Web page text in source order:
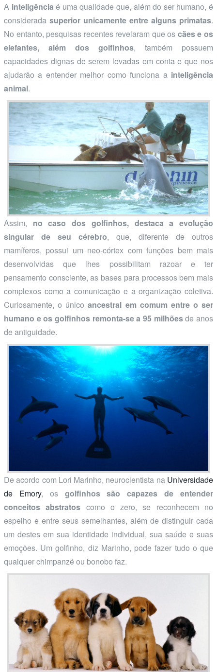
A inteligência é uma qualidade que, além do ser humano, é
considerada superior unicamente entre alguns primatas.
No entanto, pesquisas recentes revelaram que os cães e os
elefantes, além dos golfinhos, também possuem
capacidades dignas de serem levadas em conta e que nos
ajudarão a entender melhor como funciona a inteligência
animal.
Assim, no caso dos golfinhos, destaca a evolução
singular de seu cérebro, que, diferente de outros
mamíferos, possui um neo-córtex com funções bem mais
desenvolvidas que lhes possibilitam razoar e ter
pensamento consciente, as bases para processos bem mais
complexos como a comunicação e a organização coletiva.
Curiosamente, o únicoancestral em comum entre o ser
humano e os golfinhos remonta-se a 95 milhõesde anos
de antiguidade.
De acordo com Lori Marinho, neurocientista na Universidade
de Emory, os golfinhos são capazes de entender
conceitos abstratos como o zero, se reconhecem no
espelho e entre seus semelhantes, além de distinguir cada
um destes em sua identidade individual, sua saúde e suas
emoções. Um golfinho, diz Marinho, pode fazer tudo o que
qualquer chimpanzé ou bonobo faz.